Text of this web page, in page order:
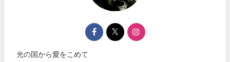
光の国から愛をこめて